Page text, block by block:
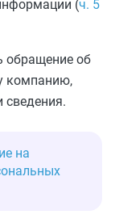
(ч. 5
обращение об
компанию,
сведения.
на